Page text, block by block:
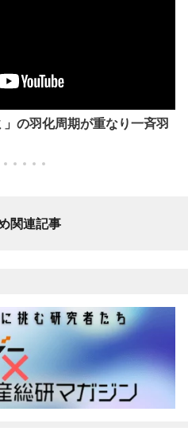
の羽化周期が重なり一斉羽
関連記事